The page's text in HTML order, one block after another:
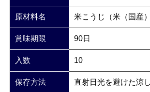
原材料名 米こうじ（米（国産
賞味期限 90日
入数 10
保存方法 直射日光を避けた涼